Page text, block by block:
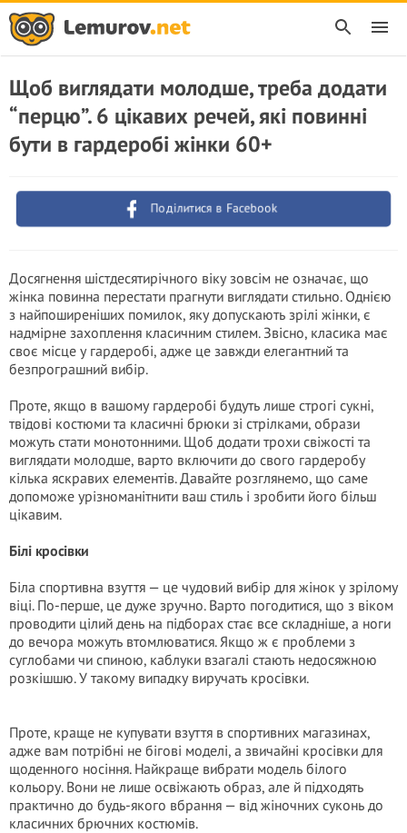
Щоб виглядати молодше, треба додати
“перцю”. 6 цікавих речей, які повинні
бути в гардеробі жінки 60+
Поділитися в Facebook
Досягнення шістдесятирічного віку зовсім не означає, що
жінка повинна перестати прагнути виглядати стильно. Однією
з найпоширеніших помилок, яку допускають зрілі жінки, є
надмірне захоплення класичним стилем. Звісно, класика має
своє місце у гардеробі, адже це завжди елегантний та
безпрограшний вибір.
Проте, якщо в вашому гардеробі будуть лише строгі сукні,
твідові костюми та класичні брюки зі стрілками, образи
можуть стати монотонними. Щоб додати трохи свіжості та
виглядати молодше, варто включити до свого гардеробу
кілька яскравих елементів. Давайте розглянемо, що саме
допоможе урізноманітнити ваш стиль і зробити його більш
цікавим.
Білі кросівки
Біла спортивна взуття — це чудовий вибір для жінок у зрілому
віці. По-перше, це дуже зручно. Варто погодитися, що з віком
проводити цілий день на підборах стає все складніше, а ноги
до вечора можуть втомлюватися. Якщо ж є проблеми з
суглобами чи спиною, каблуки взагалі стають недосяжною
розкішшю. У такому випадку виручать кросівки.
Проте, краще не купувати взуття в спортивних магазинах,
адже вам потрібні не бігові моделі, а звичайні кросівки для
щоденного носіння. Найкраще вибрати модель білого
кольору. Вони не лише освіжають образ, але й підходять
практично до будь-якого вбрання — від жіночних суконь до
класичних брючних костюмів.